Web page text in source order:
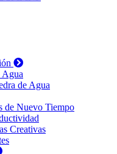
Agua
de Agua
de Nuevo Tiempo
Creativas